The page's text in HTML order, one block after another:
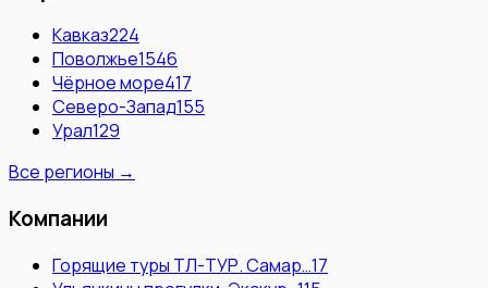
Кавказ224
Поволжье1546
Чёрное море417
Северо-Запад155
Урал129
Все регионы →
Компании
Горящие туры ТЛ-ТУР. Самар…17